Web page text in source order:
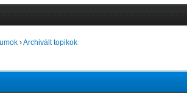
›Archivált topikok